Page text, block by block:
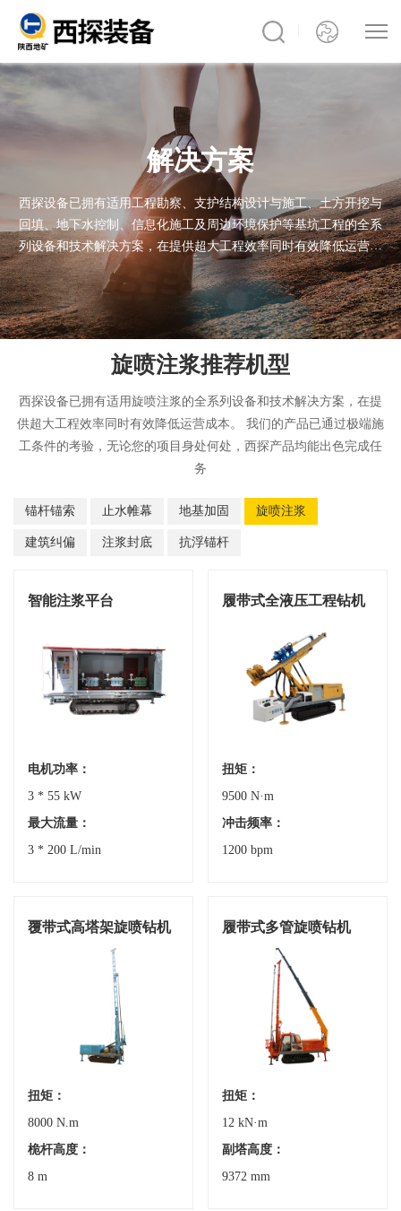
解决方案
西探设备已拥有适用工程勘察、支护结构设计与施工、土方开挖与
回填、地下水控制、信息化施工及周边环境保护等基坑工程的全系
列设备和技术解决方案，在提供超大工程效率同时有效降低运营成
本。我们的产品已通过极端施工条件的考验，无论您的项目身处何
处，西探产品均能出色完成任务
旋喷注浆推荐机型
西探设备已拥有适用旋喷注浆的全系列设备和技术解决方案，在提
供超大工程效率同时有效降低运营成本。 我们的产品已通过极端施
工条件的考验，无论您的项目身处何处，西探产品均能出色完成任
务
锚杆锚索 止水帷幕 地基加固 旋喷注浆
建筑纠偏 注浆封底 抗浮锚杆
智能注浆平台
电机功率：
3 * 55 kW
最大流量：
3 * 200 L/min
履带式全液压工程钻机
扭矩：
9500 N·m
冲击频率：
1200 bpm
覆带式高塔架旋喷钻机
扭矩：
8000 N.m
桅杆高度：
8 m
履带式多管旋喷钻机
扭矩：
12 kN·m
副塔高度：
9372 mm